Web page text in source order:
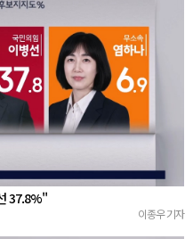
37.8%"
이종우 기자